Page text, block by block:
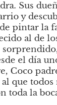
Sus
y
pintar la
al de
el día
Coco
al que todos
toda la